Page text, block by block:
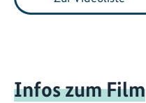
Infos zum Film